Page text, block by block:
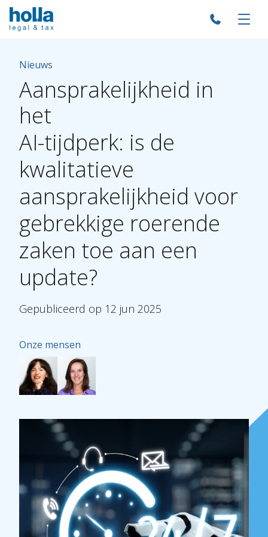
Nieuws
Aansprakelijkheid in
het
AI-tijdperk: is de
kwalitatieve
aansprakelijkheid voor
gebrekkige roerende
zaken toe aan een
update?
Gepubliceerd op 12 jun 2025
Onze mensen